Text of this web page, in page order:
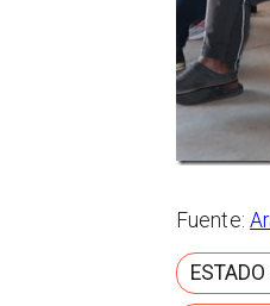
Fuente: